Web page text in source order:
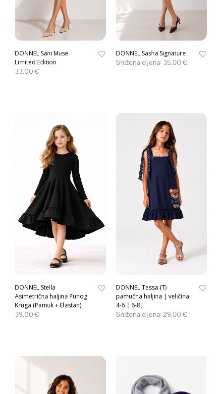
DONNEL Sani Muse
Limited Edition
33.00€
DONNEL Sasha Signature
Snižena cijena: 35.00€
DONNEL Stella
Asimetrična haljina Punog
Kruga (Pamuk + Elastan)
39.00€
DONNEL Tessa (T)
pamučna haljina | veličina
4-6 | 6-8|
Snižena cijena: 29.00€